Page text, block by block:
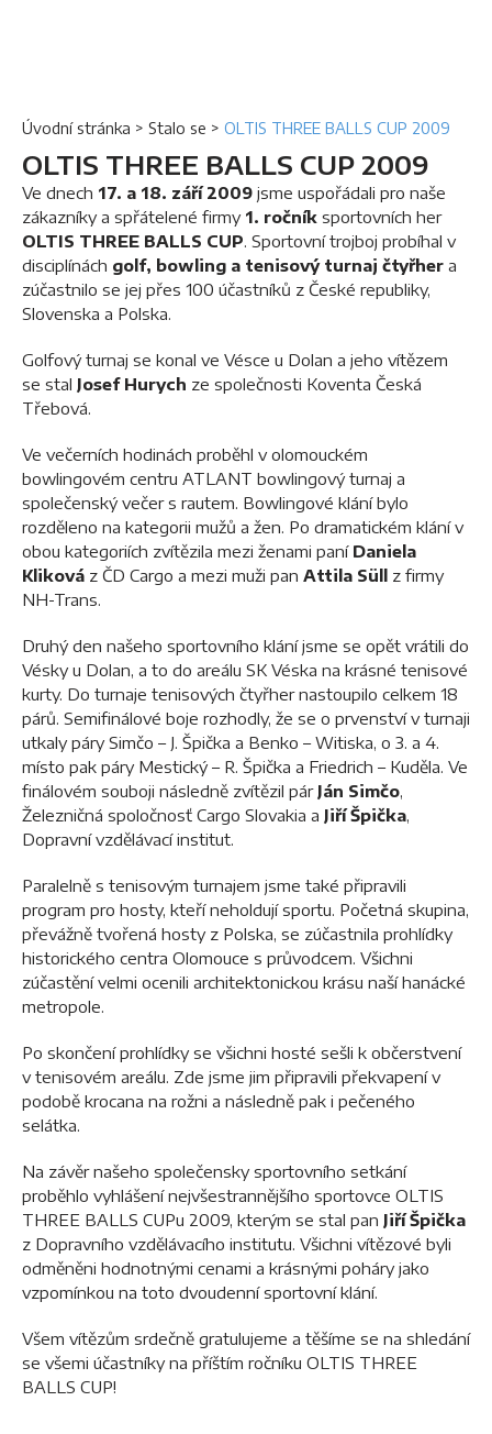
Úvodní stránka > Stalo se > OLTIS THREE BALLS CUP 2009
OLTIS THREE BALLS CUP 2009
Ve dnech 17. a 18. září 2009 jsme uspořádali pro naše
zákazníky a spřátelené firmy 1. ročník sportovních her
OLTIS THREE BALLS CUP. Sportovní trojboj probíhal v
disciplínách golf, bowling a tenisový turnaj čtyřher a
zúčastnilo se jej přes 100 účastníků z České republiky,
Slovenska a Polska.
Golfový turnaj se konal ve Vésce u Dolan a jeho vítězem
se stal Josef Hurych ze společnosti Koventa Česká
Třebová.
Ve večerních hodinách proběhl v olomouckém
bowlingovém centru ATLANT bowlingový turnaj a
společenský večer s rautem. Bowlingové klání bylo
rozděleno na kategorii mužů a žen. Po dramatickém klání v
obou kategoriích zvítězila mezi ženami paní Daniela
Kliková z ČD Cargo a mezi muži pan Attila Süll z firmy
NH-Trans.
Druhý den našeho sportovního klání jsme se opět vrátili do
Vésky u Dolan, a to do areálu SK Véska na krásné tenisové
kurty. Do turnaje tenisových čtyřher nastoupilo celkem 18
párů. Semifinálové boje rozhodly, že se o prvenství v turnaji
utkaly páry Simčo – J. Špička a Benko – Witiska, o 3. a 4.
místo pak páry Mestický – R. Špička a Friedrich – Kuděla. Ve
finálovém souboji následně zvítězil pár Ján Simčo,
Železničná spoločnosť Cargo Slovakia a Jiří Špička,
Dopravní vzdělávací institut.
Paralelně s tenisovým turnajem jsme také připravili
program pro hosty, kteří neholdují sportu. Početná skupina,
převážně tvořená hosty z Polska, se zúčastnila prohlídky
historického centra Olomouce s průvodcem. Všichni
zúčastění velmi ocenili architektonickou krásu naší hanácké
metropole.
Po skončení prohlídky se všichni hosté sešli k občerstvení
v tenisovém areálu. Zde jsme jim připravili překvapení v
podobě krocana na rožni a následně pak i pečeného
selátka.
Na závěr našeho společensky sportovního setkání
proběhlo vyhlášení nejvšestrannějšího sportovce OLTIS
THREE BALLS CUPu 2009, kterým se stal pan Jiří Špička
z Dopravního vzdělávacího institutu. Všichni vítězové byli
odměněni hodnotnými cenami a krásnými poháry jako
vzpomínkou na toto dvoudenní sportovní klání.
Všem vítězům srdečně gratulujeme a těšíme se na shledání
se všemi účastníky na příštím ročníku OLTIS THREE
BALLS CUP!